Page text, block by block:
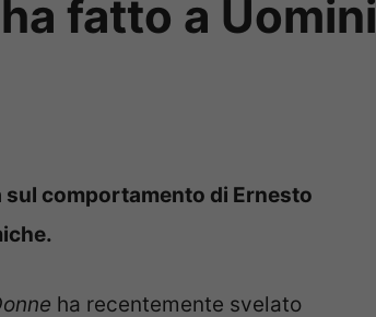
fatto a Uomini
sul comportamento di Ernesto
ha recentemente svelato